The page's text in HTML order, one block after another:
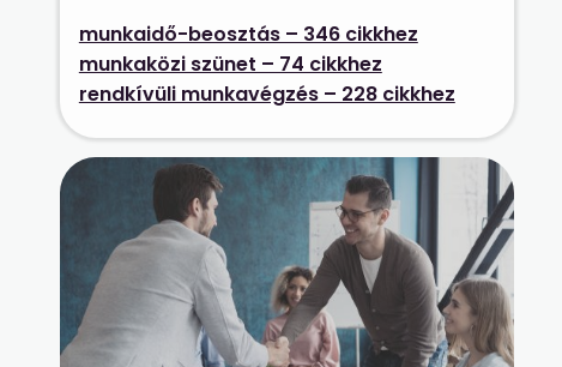
munkaidő-beosztás – 346 cikkhez
munkaközi szünet – 74 cikkhez
rendkívüli munkavégzés – 228 cikkhez